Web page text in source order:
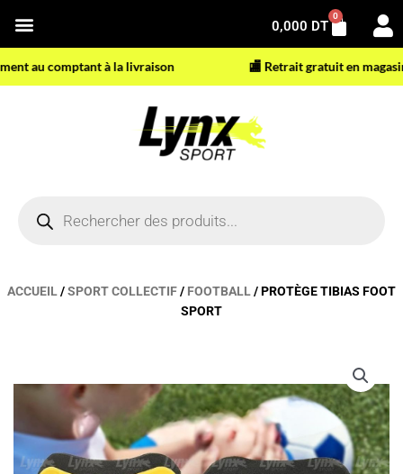
contenu
0,000 DT
0
Panier
au comptant à la livraison 🏬 Retrait gratuit en magasin
produits
ACCUEIL/SPORT COLLECTIF/ FOOTBALL/ PROTÈGE TIBIAS FOOT
SPORT